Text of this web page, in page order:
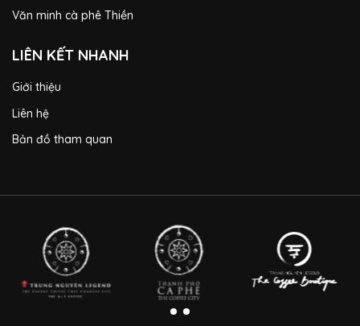
Văn minh cà phê Thiền
LIÊN KẾT NHANH
Giới thiệu
Liên hệ
Bản đồ tham quan